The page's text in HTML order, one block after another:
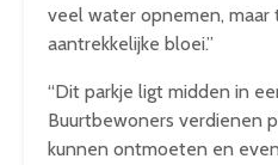
veel water opnemen, maar
aantrekkelijke bloei.”
“Dit parkje ligt midden in
Buurtbewoners verdienen
kunnen ontmoeten en